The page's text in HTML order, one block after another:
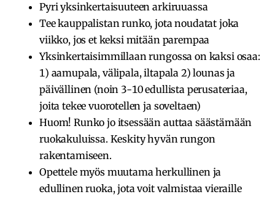
Pyri yksinkertaisuuteen arkiruuassa
Tee kauppalistan runko, jota noudatat joka
viikko, jos et keksi mitään parempaa
Yksinkertaisimmillaan rungossa on kaksi osaa:
1) aamupala, välipala, iltapala 2) lounas ja
päivällinen (noin 3-10 edullista perusateriaa,
joita tekee vuorotellen ja soveltaen)
Huom! Runko jo itsessään auttaa säästämään
ruokakuluissa. Keskity hyvän rungon
rakentamiseen.
Opettele myös muutama herkullinen ja
edullinen ruoka, jota voit valmistaa vieraille